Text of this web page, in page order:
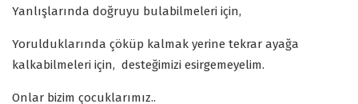
Yanlışlarında doğruyu bulabilmeleri için,
Yorulduklarında çöküp kalmak yerine tekrar ayağa
kalkabilmeleri için, desteğimizi esirgemeyelim.
Onlar bizim çocuklarımız..